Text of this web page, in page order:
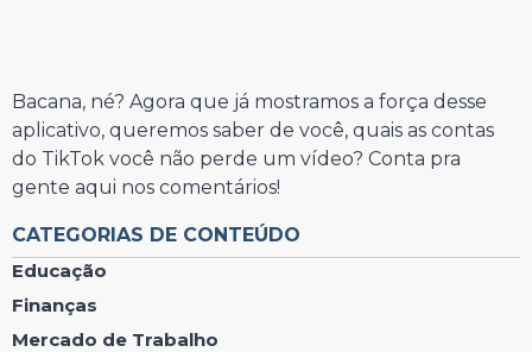
Bacana, né? Agora que já mostramos a força desse
aplicativo, queremos saber de você, quais as contas
do TikTok você não perde um vídeo? Conta pra
gente aqui nos comentários!
CATEGORIAS DE CONTEÚDO
Educação
Finanças
Mercado de Trabalho